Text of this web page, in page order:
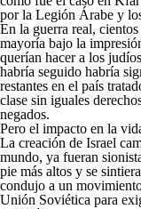
por la Legión Árabe y
En la guerra real,
mayoría bajo la
querían hacer a los
habría seguido habría
restantes en el país
clase sin iguales
negados.
Pero el impacto en la
La creación de Israel
mundo, ya fueran
pie más altos y se
condujo a un
Unión Soviética para